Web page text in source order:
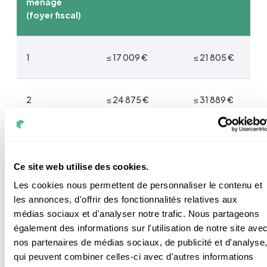
Ce site web utilise des cookies.
Les cookies nous permettent de personnaliser le contenu et
les annonces, d'offrir des fonctionnalités relatives aux
médias sociaux et d'analyser notre trafic. Nous partageons
également des informations sur l'utilisation de notre site
nos partenaires de médias sociaux, de publicité et d'analyse,
qui peuvent combiner celles-ci avec d'autres informations
(foyer fiscal)
1 ≤ 17 009 € ≤ 21 805 €
2 ≤ 24 875 € ≤ 31 889 €
4 ≤ 34 948 € ≤ 44 802 €
5 ≤ 40 002 € ≤ 51 281 €